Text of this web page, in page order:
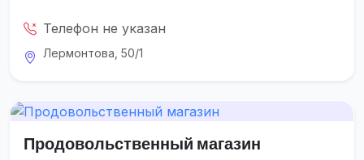
Телефон не указан
Лермонтова, 50/1
Продовольственный магазин